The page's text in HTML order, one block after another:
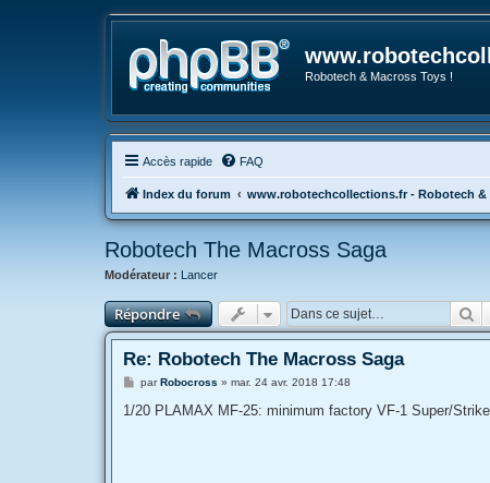
Robotech & Macross Toys !
Accès rapide FAQ
Index du forum www.robotechcollections.fr - Robotech &
Robotech The Macross Saga
Modérateur : Lancer
Répondre
Re: Robotech The Macross Saga
M
s
parRobocross » mar. 24 avr. 2018 17:48
1/20 PLAMAX MF-25: minimum factory VF-1 Super/